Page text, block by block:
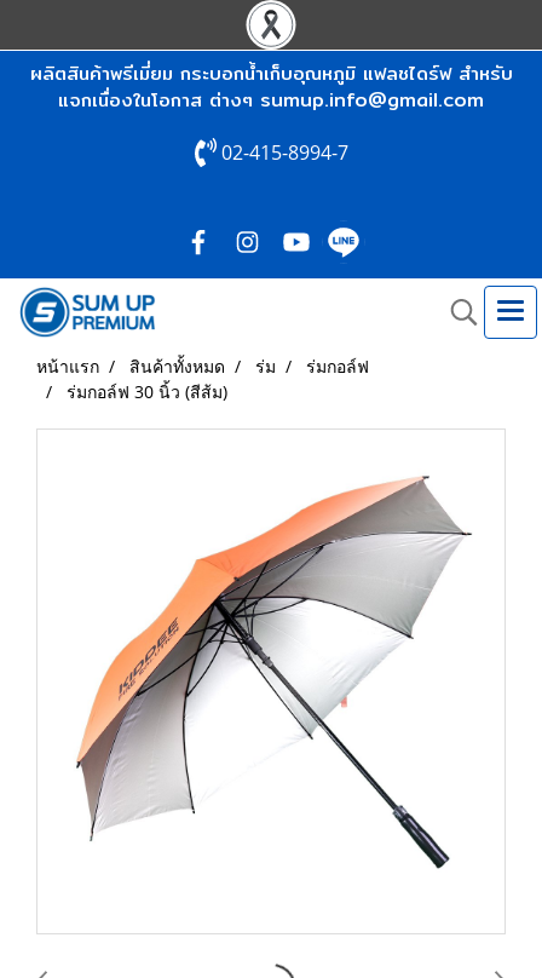
ผลิตสินค้าพรีเมี่ยม กระบอกน้ำเก็บอุณหภูมิ แฟลชไดร์ฟ สำหรับ
แจกเนื่องในโอกาส ต่างๆ sumup.info@gmail.com
02-415-8994-7
หน้าแรก สินค้าทั้งหมด ร่ม
ร่มกอล์ฟ
ร่มกอล์ฟ 30 นิ้ว (สีส้ม)